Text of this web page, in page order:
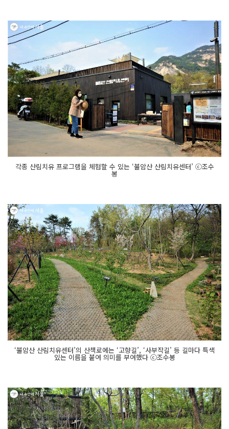
각종 산림치유 프로그램을 체험할 수 있는 ‘불암산 산림치유센터’ ⓒ조수
봉
‘불암산 산림치유센터’의 산책로에는 ‘고향길’, ‘사부작길’ 등 길마다 특색
있는 이름을 붙여 의미를 부여했다 ⓒ조수봉